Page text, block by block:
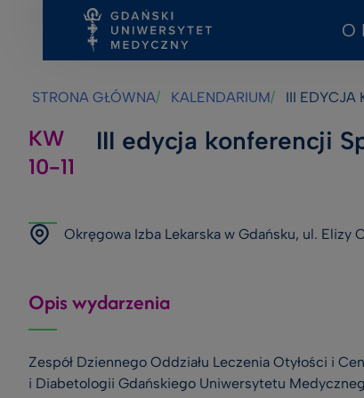
do
do
do
O
STRONA GŁÓWNA KALENDARIUM III EDYCJA
KW
10-11
III edycja konferencji
Okręgowa Izba Lekarska w Gdańsku, ul. Elizy
Opis wydarzenia
Zespół Dziennego Oddziału Leczenia Otyłości i
i Diabetologii Gdańskiego Uniwersytetu